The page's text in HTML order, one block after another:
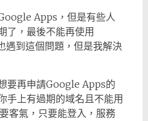
Apps，但是有些人
了，最後不能再使用
到這個問題，但是我解決
要再申請Google Apps的
手上有過期的域名且不能用
客氣，只要能登入，服務